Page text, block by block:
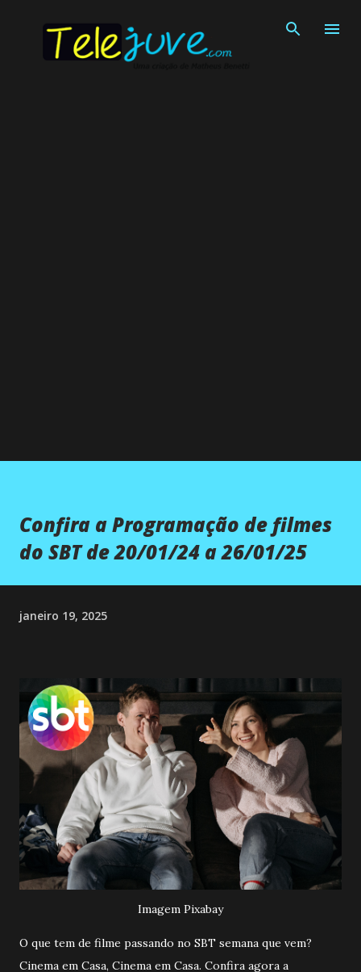
Confira a Programação de filmes
do SBT de 20/01/24 a 26/01/25
janeiro 19, 2025
Imagem Pixabay
O que tem de filme passando no SBT semana que vem?
Cinema em Casa, Cinema em Casa. Confira agora a